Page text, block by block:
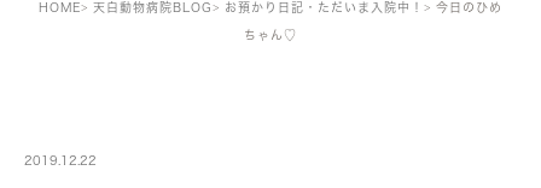
HOME 天白動物病院BLOG お預かり日記・ただいま入院中！ 今日のひめ
ちゃん♡
2019.12.22